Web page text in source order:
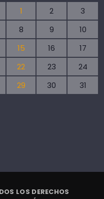
1
2
3
8 9
10
15 16
17
22 23
24
29 30
31
LOS DERECHOS